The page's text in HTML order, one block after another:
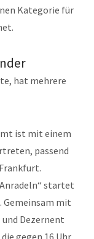
Kategorie für
hat mehrere
ist mit einem
passend
startet
Gemeinsam mit
Dezernent